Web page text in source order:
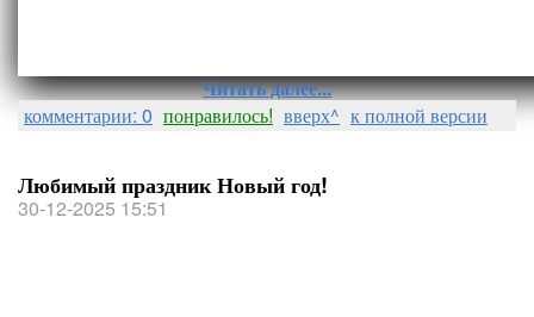
Читать далее...
комментарии: 0 понравилось! вверх^ к полной версии
Любимый праздник Новый год!
30-12-2025 15:51